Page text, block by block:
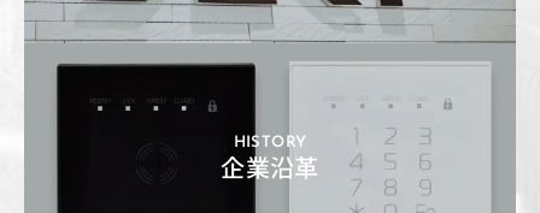
HISTORY
企業沿革